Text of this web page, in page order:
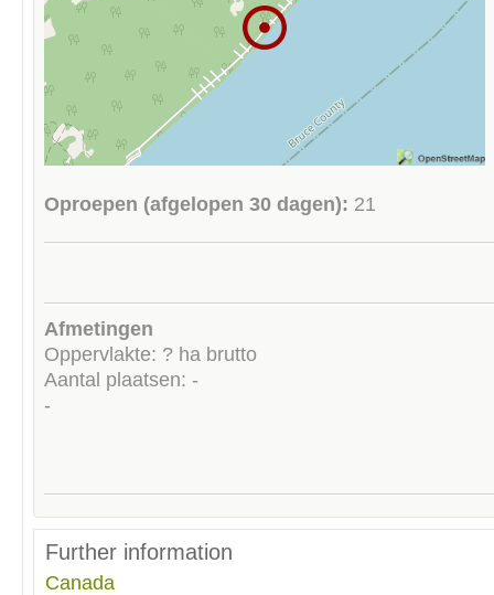
Oproepen (afgelopen 30 dagen): 21
Afmetingen
Oppervlakte: ? ha brutto
Aantal plaatsen: -
-
Further information
Canada